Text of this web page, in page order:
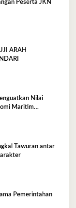
Peserta JKN
ARAH
Nilai
Maritim
Tawuran antar
Pemerintahan